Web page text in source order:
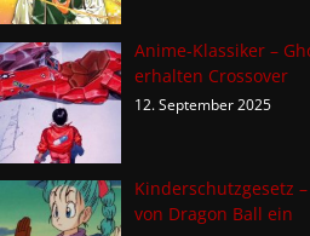
Anime-Klassiker –
erhalten Crossover
12. September 2025
Kinderschutzgesetz
von Dragon Ball ein